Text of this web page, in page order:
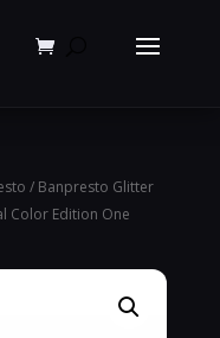
/ Banpresto Glitter
Color Edition One